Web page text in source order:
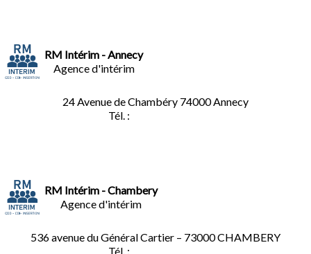
RM Intérim - Annecy
Agence d'intérim
24 Avenue de Chambéry 74000 Annecy
Tél. :
RM Intérim - Chambery
Agence d'intérim
536 avenue du Général Cartier – 73000 CHAMBERY
Tél. :